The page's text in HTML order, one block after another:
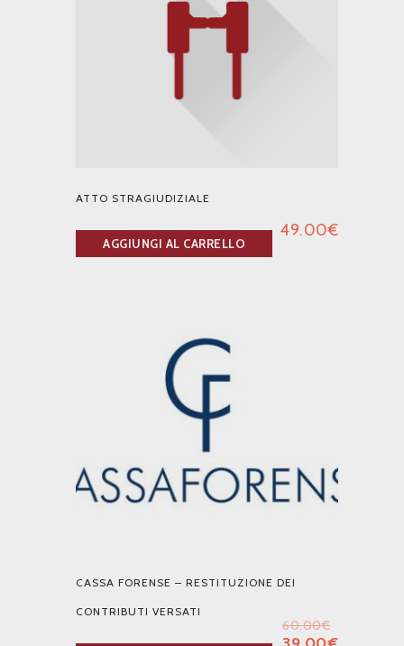
ATTO STRAGIUDIZIALE
49.00€
AGGIUNGI AL CARRELLO
CASSA FORENSE – RESTITUZIONE DEI
CONTRIBUTI VERSATI
60.00€